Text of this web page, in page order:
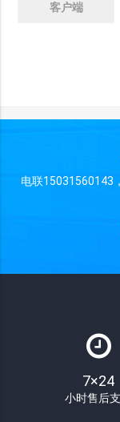
客户端
电联15031560143
7×24
小时售后